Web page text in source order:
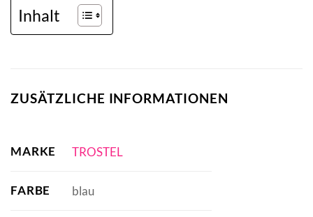
Inhalt
ZUSÄTZLICHE INFORMATIONEN
MARKE TROSTEL
FARBE blau